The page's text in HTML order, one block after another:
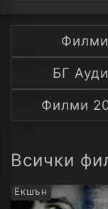
тема
Филми
БГ
Филми
Всички
Екшън